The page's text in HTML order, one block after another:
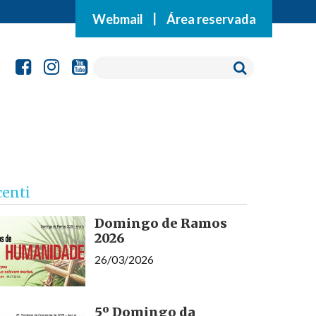
Webmail Área reservada
Domingo de Ramos
2026
26/03/2026
5º Domingo da